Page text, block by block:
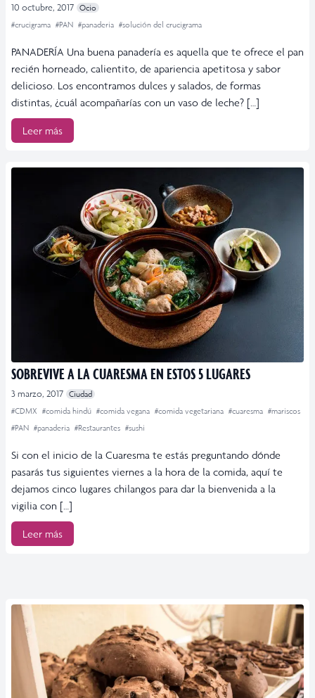
10 octubre, 2017 Ocio
#crucigrama #PAN #panaderia #solución del crucigrama
PANADERÍA Una buena panadería es aquella que te ofrece el pan
recién horneado, calientito, de apariencia apetitosa y sabor
delicioso. Los encontramos dulces y salados, de formas
distintas, ¿cuál acompañarías con un vaso de leche? […]
Leer más
SOBREVIVE A LA CUARESMA EN ESTOS 5 LUGARES
3 marzo, 2017 Ciudad
#CDMX #comida hindú #comida vegana #comida vegetariana #cuaresma #mariscos
#PAN #panaderia #Restaurantes #sushi
Si con el inicio de la Cuaresma te estás preguntando dónde
pasarás tus siguientes viernes a la hora de la comida, aquí te
dejamos cinco lugares chilangos para dar la bienvenida a la
vigilia con […]
Leer más